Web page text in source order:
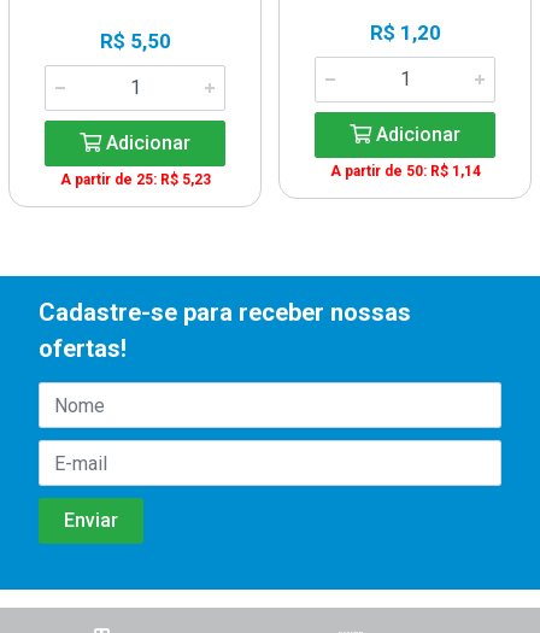
R$ 5,50
Adicionar
A partir de 25: R$ 5,23
R$ 1,20
Adicionar
A partir de 50: R$ 1,14
Cadastre-se para receber nossas
ofertas!